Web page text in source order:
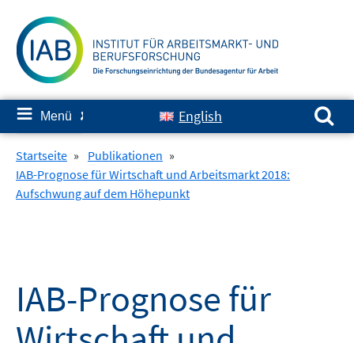
zum
Inhalt
≡ Menü ✘ English
Suchen nach:
Startseite » Publikationen »
IAB-Prognose für Wirtschaft und Arbeitsmarkt 2018:
Aufschwung auf dem Höhepunkt
IAB-Prognose für